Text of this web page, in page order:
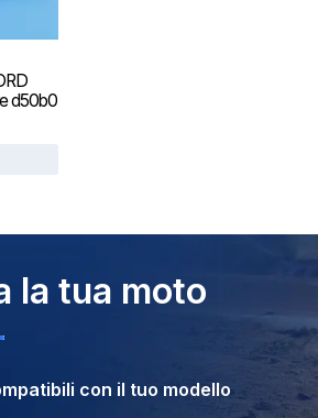
d50b0
la tua moto
con il tuo modello